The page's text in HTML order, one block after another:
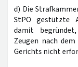
d) Die
StPO gestützte
damit
Zeugen nach
Gerichts nicht